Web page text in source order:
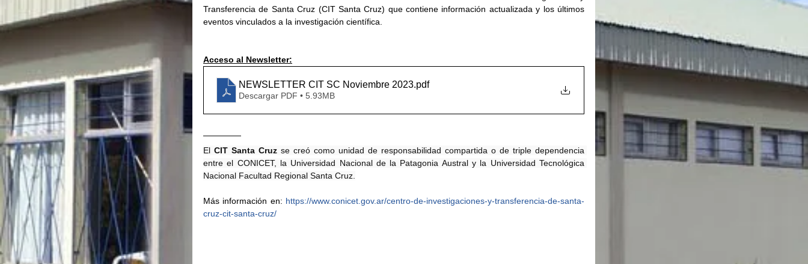
Transferencia de Santa Cruz (CIT Santa Cruz) que contiene información actualizada y los últimos
eventos vinculados a la investigación científica.
Acceso al Newsletter:
NEWSLETTER CIT SC Noviembre 2023.pdf
Descargar PDF • 5.93MB
El CIT Santa Cruz se creó como unidad de responsabilidad compartida o de triple dependencia
entre el CONICET, la Universidad Nacional de la Patagonia Austral y la Universidad Tecnológica
Nacional Facultad Regional Santa Cruz.
Más información en: https://www.conicet.gov.ar/centro-de-investigaciones-y-transferencia-de-santa-
cruz-cit-santa-cruz/